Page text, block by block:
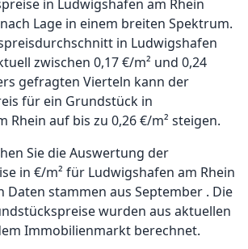
in Ludwigshafen am Rhein
Lage in einem breiten Spektrum.
in Ludwigshafen
zwischen 0,17 €/m² und 0,24
gefragten Vierteln kann der
für ein Grundstück in
Rhein auf bis zu 0,26 €/m² steigen.
Sie die Auswertung der
in €/m² für Ludwigshafen am Rhein
Daten stammen aus September . Die
wurden aus aktuellen
Immobilienmarkt berechnet.